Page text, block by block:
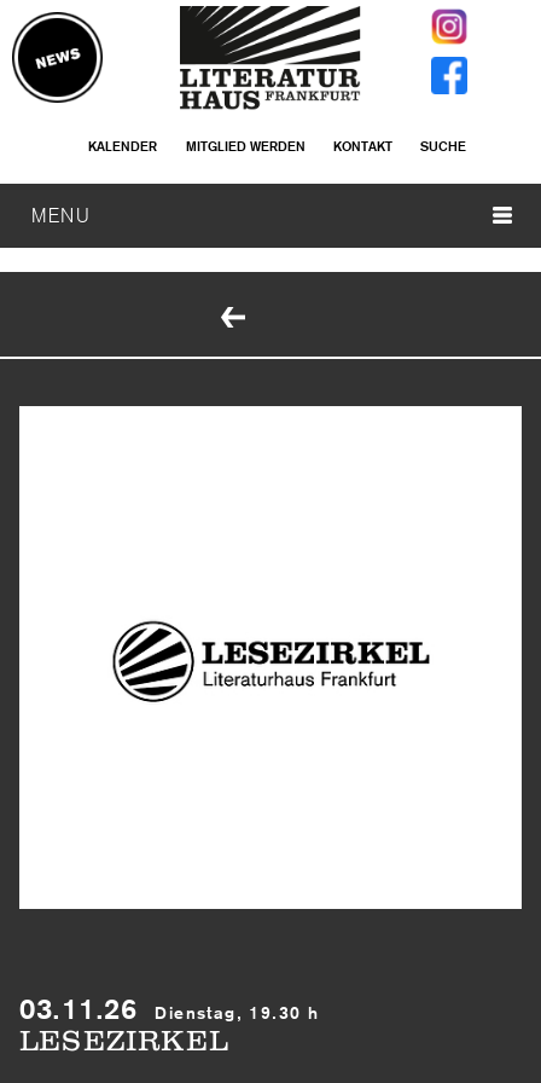
KALENDER MITGLIED WERDEN KONTAKT SUCHE
MENU
03.11.26 Dienstag, 19.30 h
LESEZIRKEL